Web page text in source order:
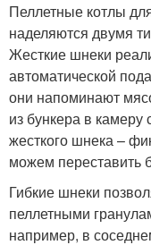
Пеллетные котлы
наделяются двумя
Жесткие шнеки
автоматической
они напоминают
из бункера в камеру
жесткого шнека –
можем переставить
Гибкие шнеки
пеллетными
например, в